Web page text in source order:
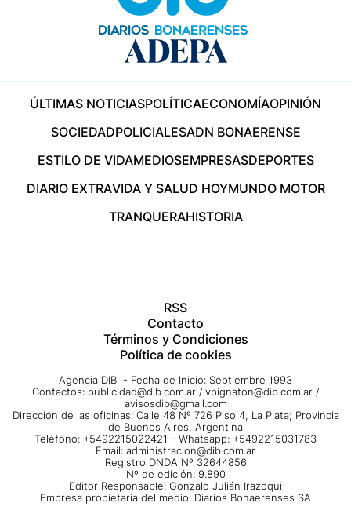
ÚLTIMAS NOTICIASPOLÍTICAECONOMÍAOPINIÓN
SOCIEDADPOLICIALESADN BONAERENSE
ESTILO DE VIDAMEDIOSEMPRESASDEPORTES
DIARIO EXTRAVIDA Y SALUD HOYMUNDO MOTOR
TRANQUERAHISTORIA
RSS
Contacto
Términos y Condiciones
Política de cookies
Agencia DIB - Fecha de Inicio: Septiembre 1993
Contactos: publicidad@dib.com.ar / vpignaton@dib.com.ar /
avisosdib@gmail.com
Dirección de las oficinas: Calle 48 Nº 726 Piso 4, La Plata; Provincia
de Buenos Aires, Argentina
Teléfono: +5492215022421 - Whatsapp: +5492215031783
Email: administracion@dib.com.ar
Registro DNDA Nº 32644856
Nº de edición: 9.890
Editor Responsable: Gonzalo Julián Irazoqui
Empresa propietaria del medio: Diarios Bonaerenses SA